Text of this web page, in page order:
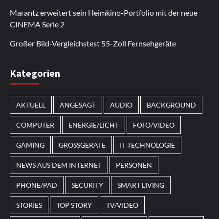
Bonusaktionen.
auch auf Desktop-Computern einwandfrei. Durch
regelmäßige Updates werden neue Inhalte
selbst über mobile Verbindungen schnell. Viele
Nutzer kehren zurück, um sich die
Marantz erweitert sein Heimkino-Portfolio mit der neue
CINEMA Serie 2
Großer Bild-Vergleichstest 55-Zoll Fernsehgeräte
Im Laufe des Jahres erscheinen thematische
Spielautomaten mit passenden Designs. Im Bereich
vonMagneticslotskönnen solche saisonalen Slots
beispielsweise an Feiertage oder besondere Events
angepasst sein.
Kategorien
AKTUELL ANGESAGT AUDIO BACKGROUND
COMPUTER ENERGIE/LICHT FOTO/VIDEO
GAMING GROSSGERÄTE IT TECHNOLOGIE
NEWS AUS DEM INTERNET PERSONEN
PHONE/PAD SECURITY SMART LIVING
STORIES TOP STORY TV/VIDEO